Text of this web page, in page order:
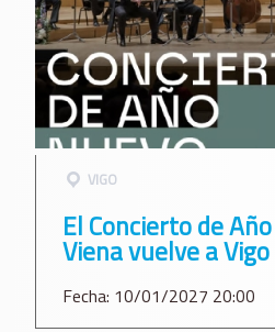
VIGO
El Concierto de
Viena vuelve a Vigo
Fecha: 10/01/2027 20:00